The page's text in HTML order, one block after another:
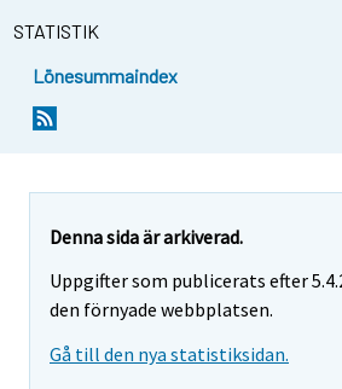
STATISTIK
Lönesummaindex
Denna sida är arkiverad.
Uppgifter som publicerats efter
den förnyade webbplatsen.
Gå till den nya statistiksidan.